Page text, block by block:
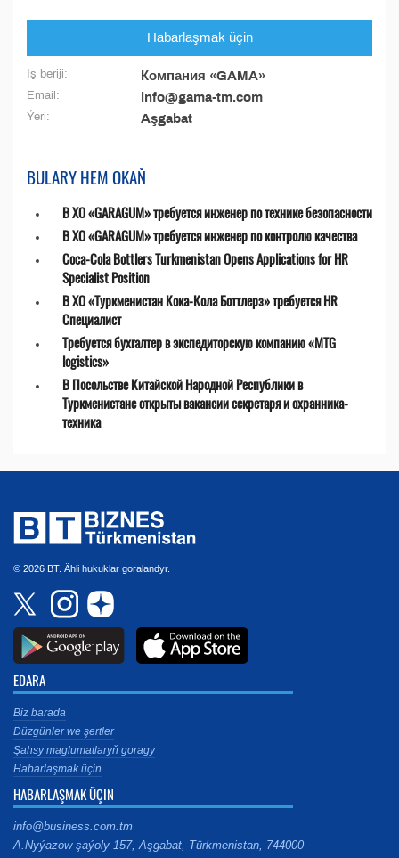
Habarlaşmak üçin
Iş beriji: Компания «GAMA»
Email: info@gama-tm.com
Ýeri: Aşgabat
BULARY HEM OKAŇ
В ХО «GARAGUM» требуется инженер по технике безопасности
В ХО «GARAGUM» требуется инженер по контролю качества
Coca-Cola Bottlers Turkmenistan Opens Applications for HR
Specialist Position
В ХО «Туркменистан Кока-Кола Боттлерз» требуется HR
Специалист
Требуется бухгалтер в экспедиторскую компанию «MTG
logistics»
В Посольстве Китайской Народной Республики в
Туркменистане открыты вакансии секретаря и охранника-
техника
© 2026 BT. Ähli hukuklar goralandyr.
EDARA
Biz barada
Düzgünler we şertler
Şahsy maglumatlaryň goragy
Habarlaşmak üçin
HABARLAŞMAK ÜÇIN
info@business.com.tm
A.Nyýazow şaýoly 157, Aşgabat, Türkmenistan, 744000